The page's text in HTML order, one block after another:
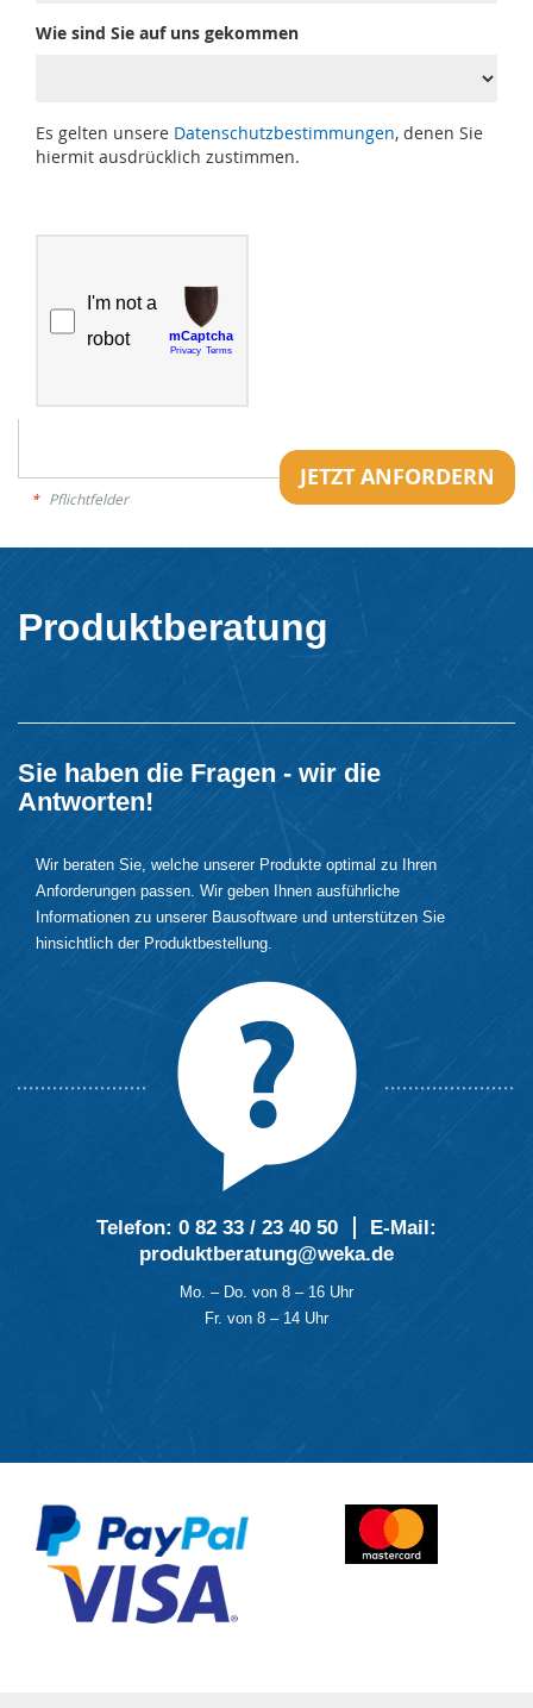
Wie sind Sie auf uns gekommen
Es gelten unsere Datenschutzbestimmungen, denen Sie
hiermit ausdrücklich zustimmen.
Pflichtfelder
JETZT ANFORDERN
Produktberatung
Sie haben die Fragen - wir die
Antworten!
Wir beraten Sie, welche unserer Produkte optimal zu Ihren
Anforderungen passen. Wir geben Ihnen ausführliche
Informationen zu unserer Bausoftware und unterstützen Sie
hinsichtlich der Produktbestellung.
Telefon: 0 82 33 / 23 40 50 E-Mail:
produktberatung@weka.de
Mo. – Do. von 8 – 16 Uhr
Fr. von 8 – 14 Uhr